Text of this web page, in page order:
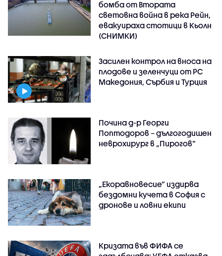
бомба от Втората
световна война в река Рейн,
евакуираха стотици в Кьолн
(СНИМКИ)
Засилен контрол на вноса на
плодове и зеленчуци от РС
Македония, Сърбия и Турция
Почина д-р Георги
Поптодоров – дългогодишен
неврохирург в „Пирогов“
„Екоравновесие“ издирва
бездомни кучета в София с
дронове и ловни екипи
Кризата във ФИФА се